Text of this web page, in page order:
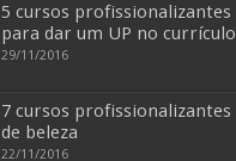
5 cursos profissionalizantes
para dar um UP no currículo
29/11/2016
7 cursos profissionalizantes
de beleza
22/11/2016